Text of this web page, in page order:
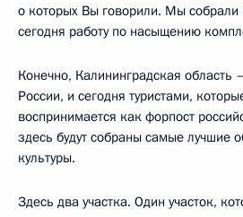
о которых Вы говорили. Мы собрали
сегодня работу по насыщению
Конечно, Калининградская область
России, и сегодня туристами,
воспринимается как форпост
здесь будут собраны самые лучшие
культуры.
Здесь два участка. Один участок,